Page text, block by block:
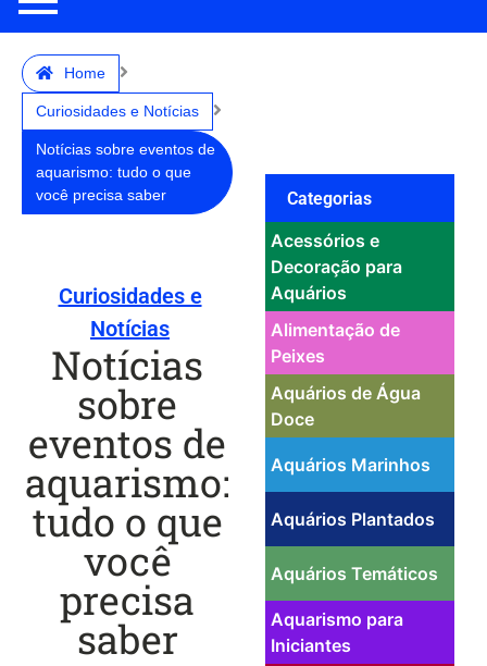
Home
Curiosidades e Notícias
Notícias sobre eventos de
aquarismo: tudo o que
você precisa saber
Curiosidades e
Notícias
Notícias
sobre
eventos de
aquarismo:
tudo o que
você
precisa
saber
Categorias
Acessórios e
Decoração para
Aquários
Alimentação de
Peixes
Aquários de Água
Doce
Aquários Marinhos
Aquários Plantados
Aquários Temáticos
Aquarismo para
Iniciantes